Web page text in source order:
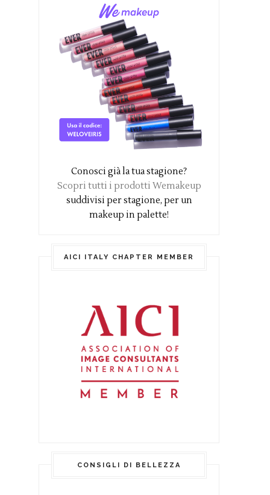
Conosci già la tua stagione?
Scopri tutti i prodotti Wemakeup
suddivisi per stagione, per un
makeup in palette!
AICI ITALY CHAPTER MEMBER
CONSIGLI DI BELLEZZA